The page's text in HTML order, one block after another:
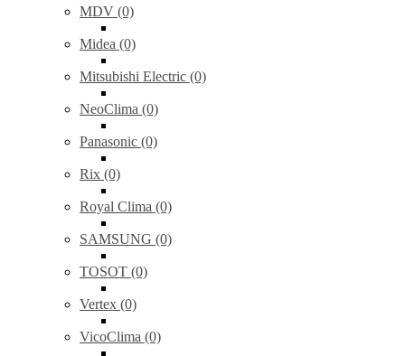
MDV (0)
Midea (0)
Mitsubishi Electric (0)
NeoClima (0)
Panasonic (0)
Rix (0)
Royal Clima (0)
SAMSUNG (0)
TOSOT (0)
Vertex (0)
VicoClima (0)